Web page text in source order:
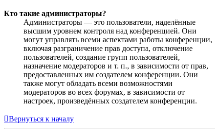
Кто такие администраторы?
Администраторы — это пользователи, наделённые
высшим уровнем контроля над конференцией. Они
могут управлять всеми аспектами работы конференции,
включая разграничение прав доступа, отключение
пользователей, создание групп пользователей,
назначение модераторов и т. п., в зависимости от прав,
предоставленных им создателем конференции. Они
также могут обладать всеми возможностями
модераторов во всех форумах, в зависимости от
настроек, произведённых создателем конференции.
Вернуться к началу